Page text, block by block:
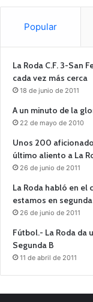
Popular
La Roda C.F. 3-San
cada vez más cerca
18 de junio de 2011
A un minuto de la
22 de mayo de 2010
Unos 200
último aliento a La
26 de junio de 2011
La Roda habló en el
estamos en segunda
26 de junio de 2011
Fútbol.- La Roda da
Segunda B
11 de abril de 2011